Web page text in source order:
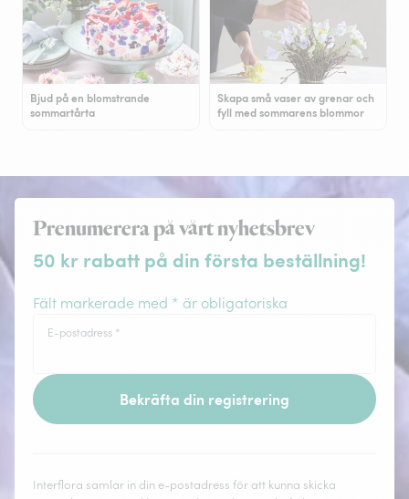
Bjud på en blomstrande
sommartårta
Skapa små vaser av grenar och
fyll med sommarens blommor
Prenumerera på vårt nyhetsbrev
50 kr rabatt på din första beställning!
Fält markerade med * är obligatoriska
E-postadress *
Bekräfta din registrering
Interflora samlar in din e-postadress för att kunna skicka